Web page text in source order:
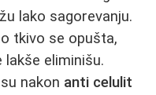
lako sagorevanju.
tkivo se opušta,
eliminišu.
nakon anti celulit